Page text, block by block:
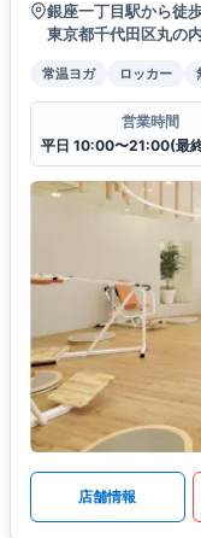
銀座一丁目駅から徒
東京都千代田区丸の
常温ヨガ ロッカー
営業時間
店舗情報